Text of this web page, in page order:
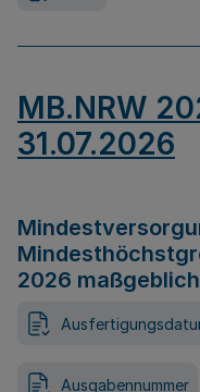
MB.NRW
31.07.2026
2026
Ausgabennummer